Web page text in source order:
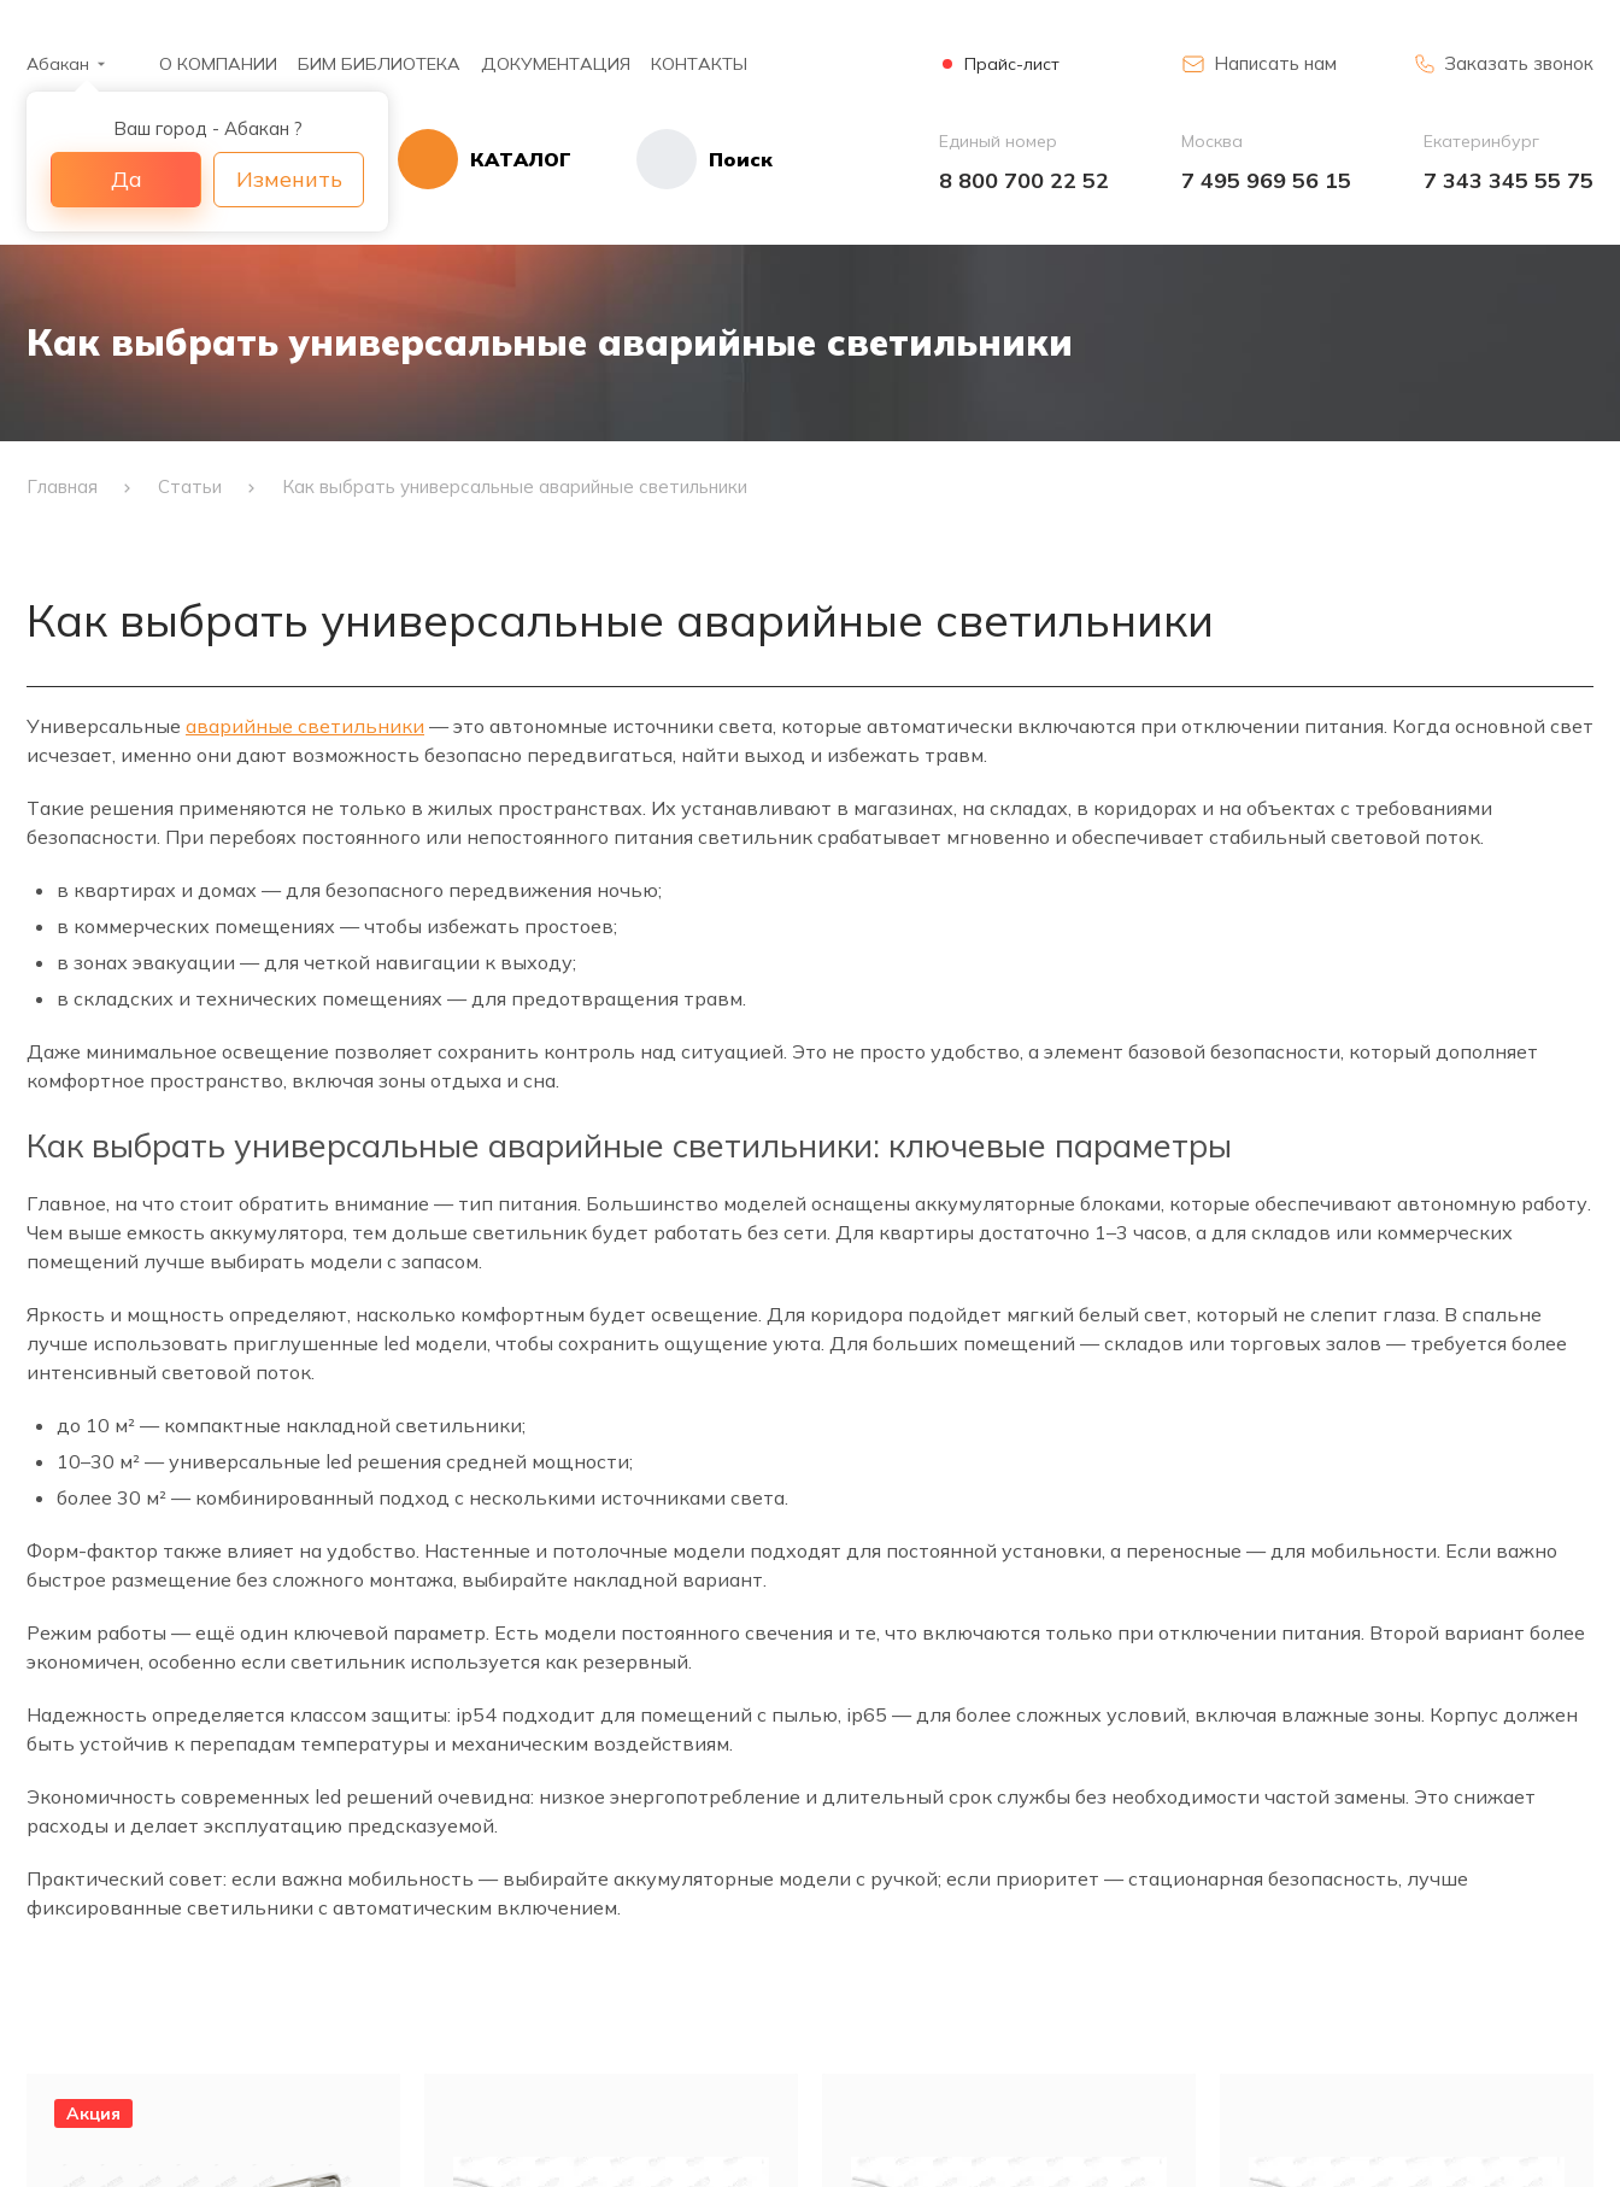
Абакан
Ваш город - Абакан ?
Да Изменить
О КОМПАНИИ БИМ БИБЛИОТЕКА ДОКУМЕНТАЦИЯ КОНТАКТЫ Прайс-лист Написать нам Заказать звонок
КАТАЛОГ Поиск
Единый номер
8 800 700 22 52
Москва
7 495 969 56 15
Екатеринбург
7 343 345 55 75
Как выбрать универсальные аварийные светильники
Главная Статьи Как выбрать универсальные аварийные светильники
Как выбрать универсальные аварийные светильники
Универсальные аварийные светильники — это автономные источники света, которые автоматически включаются при отключении питания. Когда основной свет
исчезает, именно они дают возможность безопасно передвигаться, найти выход и избежать травм.
Такие решения применяются не только в жилых пространствах. Их устанавливают в магазинах, на складах, в коридорах и на объектах с требованиями
безопасности. При перебоях постоянного или непостоянного питания светильник срабатывает мгновенно и обеспечивает стабильный световой поток.
в квартирах и домах — для безопасного передвижения ночью;
в коммерческих помещениях — чтобы избежать простоев;
в зонах эвакуации — для четкой навигации к выходу;
в складских и технических помещениях — для предотвращения травм.
Даже минимальное освещение позволяет сохранить контроль над ситуацией. Это не просто удобство, а элемент базовой безопасности, который дополняет
комфортное пространство, включая зоны отдыха и сна.
Как выбрать универсальные аварийные светильники: ключевые параметры
Главное, на что стоит обратить внимание — тип питания. Большинство моделей оснащены аккумуляторные блоками, которые обеспечивают автономную работу.
Чем выше емкость аккумулятора, тем дольше светильник будет работать без сети. Для квартиры достаточно 1–3 часов, а для складов или коммерческих
помещений лучше выбирать модели с запасом.
Яркость и мощность определяют, насколько комфортным будет освещение. Для коридора подойдет мягкий белый свет, который не слепит глаза. В спальне
лучше использовать приглушенные led модели, чтобы сохранить ощущение уюта. Для больших помещений — складов или торговых залов — требуется более
интенсивный световой поток.
до 10 м² — компактные накладной светильники;
10–30 м² — универсальные led решения средней мощности;
более 30 м² — комбинированный подход с несколькими источниками света.
Форм-фактор также влияет на удобство. Настенные и потолочные модели подходят для постоянной установки, а переносные — для мобильности. Если важно
быстрое размещение без сложного монтажа, выбирайте накладной вариант.
Режим работы — ещё один ключевой параметр. Есть модели постоянного свечения и те, что включаются только при отключении питания. Второй вариант более
экономичен, особенно если светильник используется как резервный.
Надежность определяется классом защиты: ip54 подходит для помещений с пылью, ip65 — для более сложных условий, включая влажные зоны. Корпус должен
быть устойчив к перепадам температуры и механическим воздействиям.
Экономичность современных led решений очевидна: низкое энергопотребление и длительный срок службы без необходимости частой замены. Это снижает
расходы и делает эксплуатацию предсказуемой.
Практический совет: если важна мобильность — выбирайте аккумуляторные модели с ручкой; если приоритет — стационарная безопасность, лучше
фиксированные светильники с автоматическим включением.
Акция